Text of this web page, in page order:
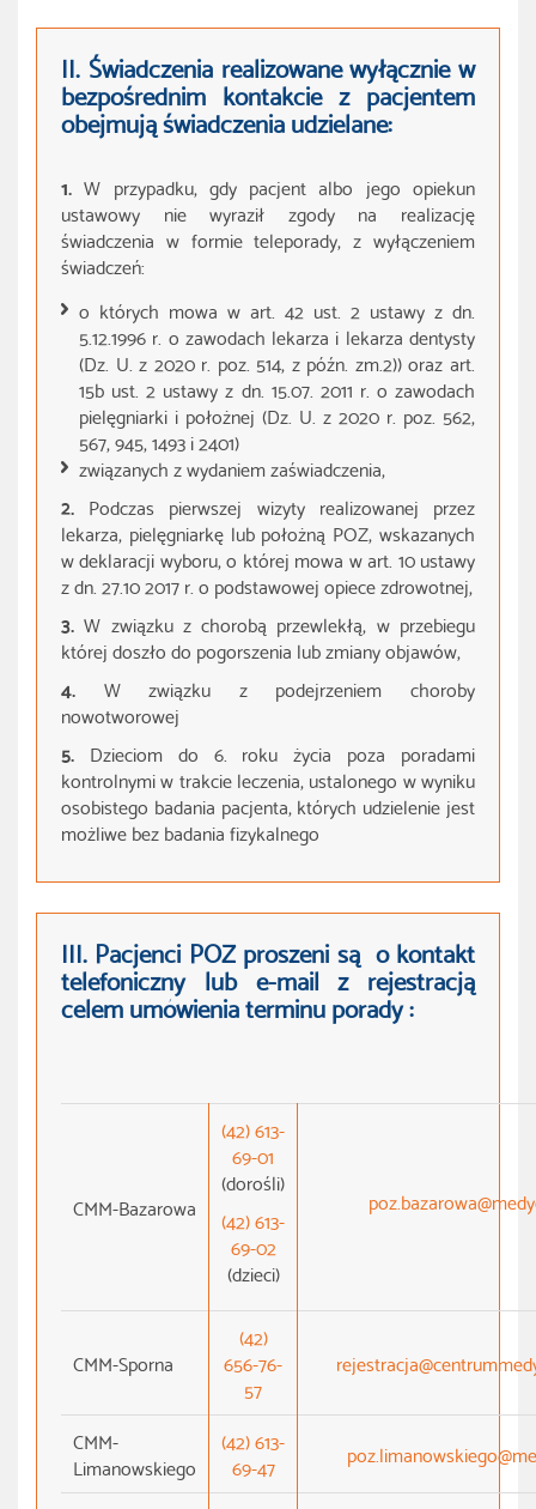
II. Świadczenia realizowane wyłącznie w
bezpośrednim kontakcie z pacjentem
obejmują świadczenia udzielane:
1.W przypadku, gdy pacjent albo jego opiekun
ustawowy nie wyraził zgody na realizację
świadczenia w formie teleporady, z wyłączeniem
świadczeń:
o których mowa w art. 42 ust. 2 ustawy z dn.
5.12.1996 r. o zawodach lekarza i lekarza dentysty
(Dz. U. z 2020 r. poz. 514, z późn. zm.2)) oraz art.
15b ust. 2 ustawy z dn. 15.07. 2011 r. o zawodach
pielęgniarki i położnej (Dz. U. z 2020 r. poz. 562,
567, 945, 1493 i 2401)
związanych z wydaniem zaświadczenia,
2. Podczas pierwszej wizyty realizowanej przez
lekarza, pielęgniarkę lub położną POZ, wskazanych
w deklaracji wyboru, o której mowa w art. 10 ustawy
z dn. 27.10 2017 r. o podstawowej opiece zdrowotnej,
3.W związku z chorobą przewlekłą, w przebiegu
której doszło do pogorszenia lub zmiany objawów,
4. W związku z podejrzeniem choroby
nowotworowej
5. Dzieciom do 6. roku życia poza poradami
kontrolnymi w trakcie leczenia, ustalonego w wyniku
osobistego badania pacjenta, których udzielenie jest
możliwe bez badania fizykalnego
III. Pacjenci POZ proszeni są o kontakt
telefoniczny lub e-mail z rejestracją
celem umówienia terminu porady :
CMM-Bazarowa
(42) 613-
69-01
(dorośli)
(42) 613-
69-02
(dzieci)
CMM-Sporna
(42)
656-76-
57
CMM-
Limanowskiego
(42) 613-
69-47